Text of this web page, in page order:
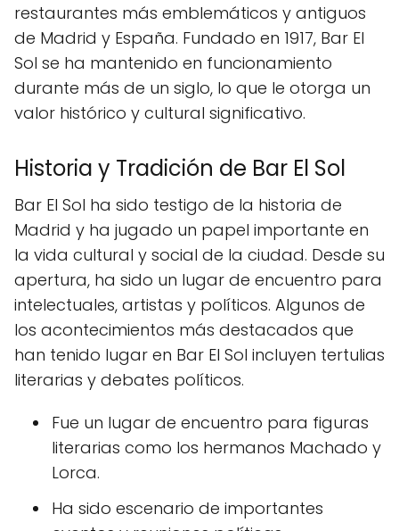
restaurantes más emblemáticos y antiguos
de Madrid y España. Fundado en 1917, Bar El
Sol se ha mantenido en funcionamiento
durante más de un siglo, lo que le otorga un
valor histórico y cultural significativo.
Historia y Tradición de Bar El Sol
Bar El Sol ha sido testigo de la historia de
Madrid y ha jugado un papel importante en
la vida cultural y social de la ciudad. Desde su
apertura, ha sido un lugar de encuentro para
intelectuales, artistas y políticos. Algunos de
los acontecimientos más destacados que
han tenido lugar en Bar El Sol incluyen tertulias
literarias y debates políticos.
Fue un lugar de encuentro para figuras
literarias como los hermanos Machado y
Lorca.
Ha sido escenario de importantes